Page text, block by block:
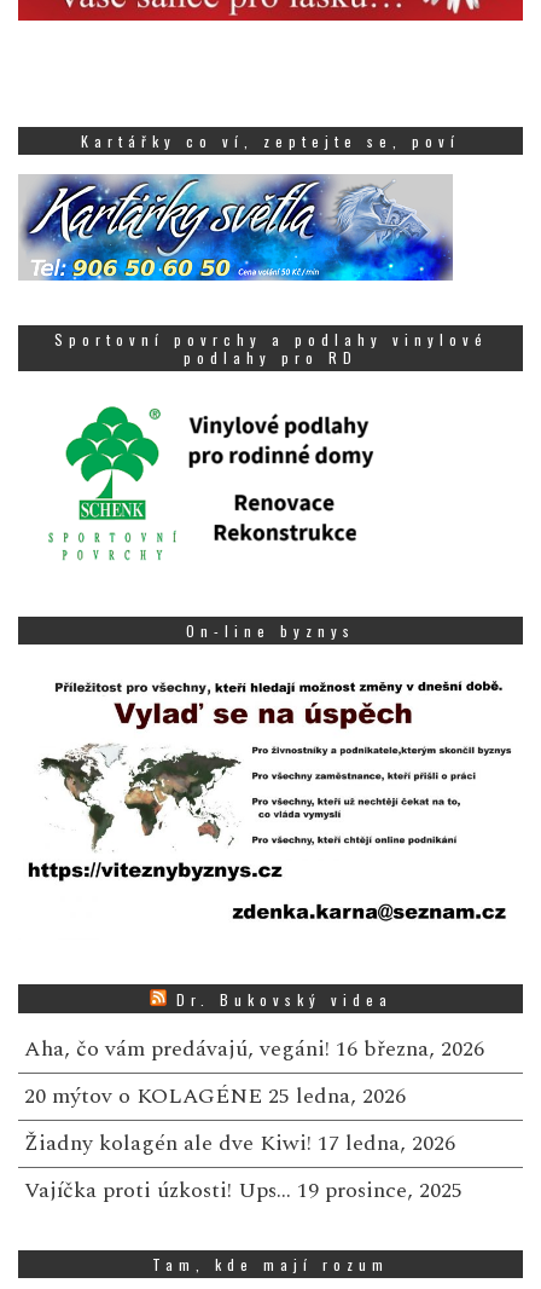
Kartářky co ví, zeptejte se, poví
Sportovní povrchy a podlahy vinylové
podlahy pro RD
On-line byznys
Dr. Bukovský videa
Aha, čo vám predávajú, vegáni! 16 března, 2026
20 mýtov o KOLAGÉNE 25 ledna, 2026
Žiadny kolagén ale dve Kiwi! 17 ledna, 2026
Vajíčka proti úzkosti! Ups… 19 prosince, 2025
Tam, kde mají rozum